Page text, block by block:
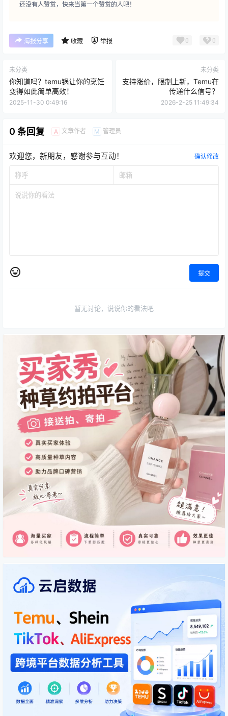
还没有人赞赏，快来当第一个赞赏的人吧！
海报分享 收藏 举报 0 0
未分类
你知道吗？temu锅让你的烹饪
变得如此简单高效！
2025-11-30 0:49:16
未分类
支持涨价，限制上新，Temu在
传递什么信号？
2026-2-25 11:49:34
0 条回复 A 文章作者 M 管理员
欢迎您，新朋友，感谢参与互动！ 确认修改
提交
暂无讨论，说说你的看法吧